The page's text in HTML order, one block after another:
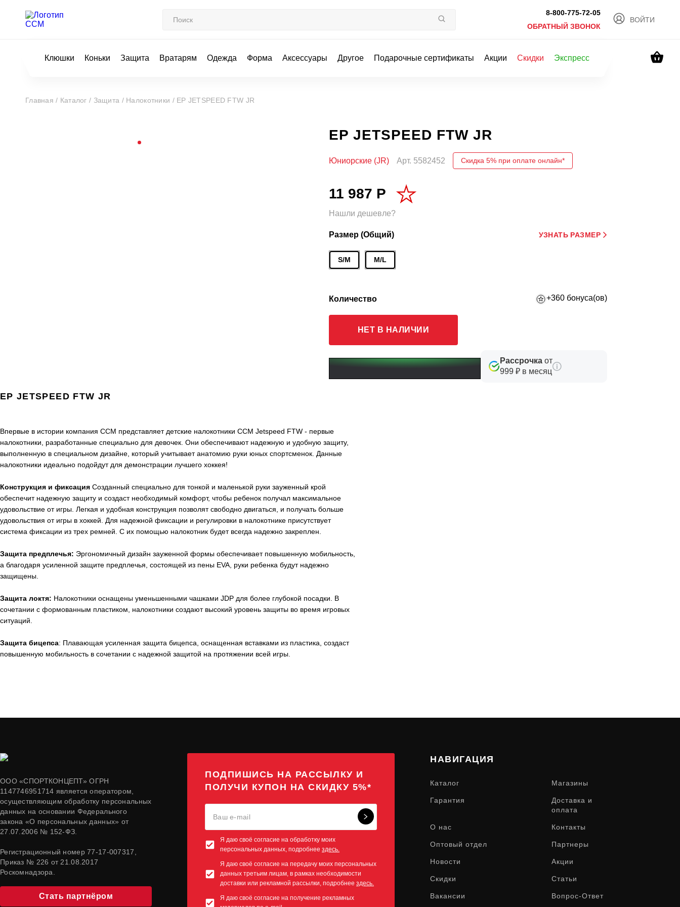
8-800-775-72-05
ОБРАТНЫЙ ЗВОНОК
ВОЙТИ
Клюшки Коньки Защита Вратарям Одежда Форма Аксессуары Другое Подарочные сертификаты Акции Скидки Экспресс
Главная / Каталог / Защита / Налокотники / EP JETSPEED FTW JR
EP JETSPEED FTW JR
Юниорские (JR) Арт. 5582452 Скидка 5% при оплате онлайн*
11 987 Р
Нашли дешевле?
Размер (Общий) УЗНАТЬ РАЗМЕР
S/M M/L
Количество +360 бонуса(ов)
НЕТ В НАЛИЧИИ
Рассрочка от
999 ₽ в месяц
EP JETSPEED FTW JR
Впервые в истории компания CCM представляет детские налокотники CCM Jetspeed FTW - первые
налокотники, разработанные специально для девочек. Они обеспечивают надежную и удобную защиту,
выполненную в специальном дизайне, который учитывает анатомию руки юных спортсменок. Данные
налокотники идеально подойдут для демонстрации лучшего хоккея!
Конструкция и фиксация Созданный специально для тонкой и маленькой руки зауженный крой
обеспечит надежную защиту и создаст необходимый комфорт, чтобы ребенок получал максимальное
удовольствие от игры. Легкая и удобная конструкция позволят свободно двигаться, и получать больше
удовольствия от игры в хоккей. Для надежной фиксации и регулировки в налокотнике присутствует
система фиксации из трех ремней. С их помощью налокотник будет всегда надежно закреплен.
Защита предплечья: Эргономичный дизайн зауженной формы обеспечивает повышенную мобильность,
а благодаря усиленной защите предплечья, состоящей из пены EVA , руки ребенка будут надежно
защищены.
Защита локтя: Налокотники оснащены уменьшенными чашками JDP для более глубокой посадки. В
сочетании с формованным пластиком, налокотники создают высокий уровень защиты во время игровых
ситуаций.
Защита бицепса: Плавающая усиленная защита бицепса, оснащенная вставками из пластика, создаст
повышенную мобильность в сочетании с надежной защитой на протяжении всей игры.
ООО «СПОРТКОНЦЕПТ» ОГРН
1147746951714 является оператором,
осуществляющим обработку персональных
данных на основании Федерального
закона «О персональных данных» от
27.07.2006 № 152-ФЗ.
Регистрационный номер 77-17-007317,
Приказ № 226 от 21.08.2017
Роскомнадзора.
Стать партнёром
ПОДПИШИСЬ НА РАССЫЛКУ И
ПОЛУЧИ КУПОН НА СКИДКУ 5%*
Я даю своё согласие на обработку моих
персональных данных, подробнее здесь.
Я даю своё согласие на передачу моих персональных
данных третьим лицам, в рамках необходимости
доставки или рекламной рассылки, подробнее здесь.
Я даю своё согласие на получение рекламных
НАВИГАЦИЯ
Каталог Магазины
Гарантия
Доставка и
оплата
О нас Контакты
Оптовый отдел Партнеры
Новости Акции
Скидки Статьи
Вакансии Вопрос-Ответ